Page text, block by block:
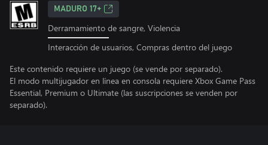
MADURO 17+
Derramamiento de sangre, Violencia
Interacción de usuarios, Compras dentro del juego
Este contenido requiere un juego (se vende por separado).
El modo multijugador en línea en consola requiere Xbox Game Pass
Essential, Premium o Ultimate (las suscripciones se venden por
separado).